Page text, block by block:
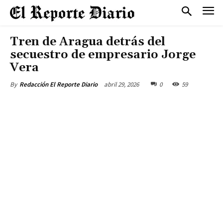
Tren de Aragua detrás del
secuestro de empresario Jorge
Vera
By Redacción El Reporte Diario abril 29, 2026 0 59